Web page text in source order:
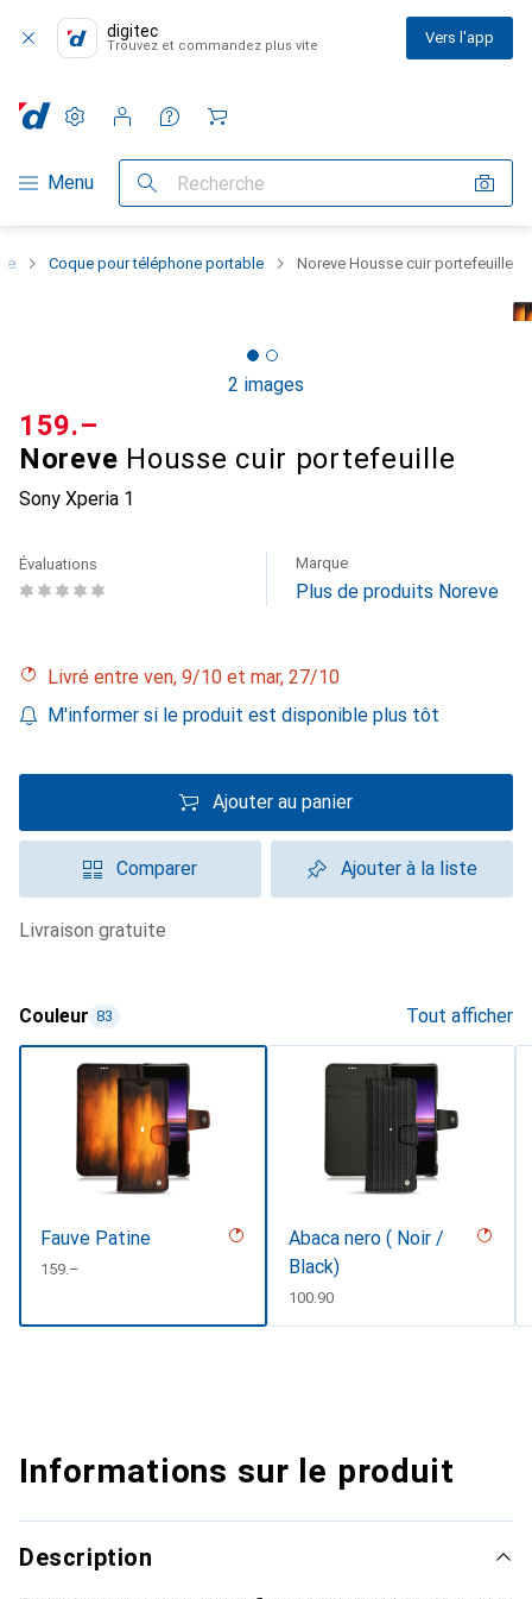
digitec
Trouvez et commandez plus vite Vers l'app
Navigation par catégorie
Menu Recherche
Paramètres
Compte client
Listes de comparaison
Listes d'envies
Panier
Coque pour téléphone portable Noreve Housse cuir portefeuille
2 images
Noreve Housse cuir portefeuille
Sony Xperia 1
CHF
159.–
Évaluations Marque
Plus de produits Noreve
Livré entre ven, 9/10 et mar, 27/10
M'informer si le produit est disponible plus tôt
Ajouter au panier
Comparer Ajouter à la liste
livraison gratuite
Couleur 83 Tout afficher
Fauve Patine
CHF
159.–
Abaca nero ( Noir /
Black)
CHF
100.90
Informations sur le produit
Description